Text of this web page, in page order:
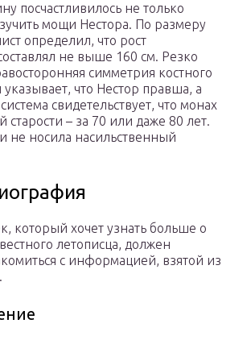
посчастливилось не только
мощи Нестора. По размеру
определил, что рост
не выше 160 см. Резко
симметрия костного
указывает, что Нестор правша, а
свидетельствует, что монах
старости – за 70 или даже 80 лет.
не носила насильственный
который хочет узнать больше о
летописца, должен
с информацией, взятой из